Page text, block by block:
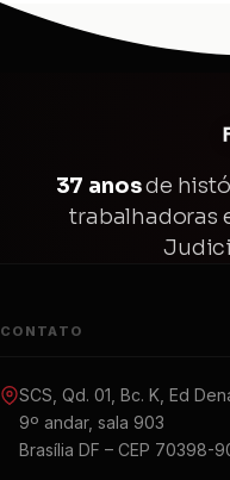
37 anosde
trabalhadoras
CONTATO
SCS, Qd. 01, Bc. K, Ed
9º andar, sala 903
Brasília DF – CEP 70398-